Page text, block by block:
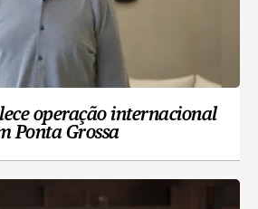
operação internacional
Ponta Grossa